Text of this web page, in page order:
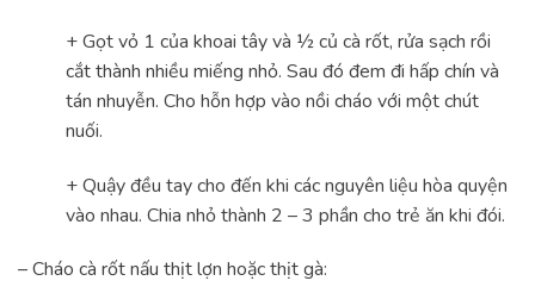
+ Gọt vỏ 1 của khoai tây và ½ củ cà rốt, rửa sạch rồi
cắt thành nhiều miếng nhỏ. Sau đó đem đi hấp chín và
tán nhuyễn. Cho hỗn hợp vào nồi cháo với một chút
nuối.
+ Quậy đều tay cho đến khi các nguyên liệu hòa quyện
vào nhau. Chia nhỏ thành 2 – 3 phần cho trẻ ăn khi đói.
– Cháo cà rốt nấu thịt lợn hoặc thịt gà: